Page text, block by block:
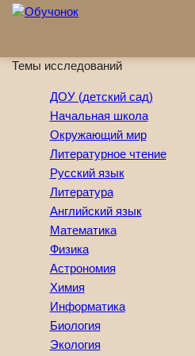
Перейти к основному содержанию
Темы исследований
ДОУ (детский сад)
Начальная школа
Окружающий мир
Литературное чтение
Русский язык
Литература
Английский язык
Математика
Физика
Астрономия
Химия
Информатика
Биология
Экология